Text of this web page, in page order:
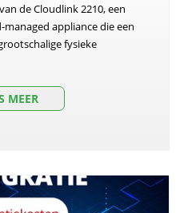
de Cloudlink 2210, een
appliance die een
fysieke
MEER